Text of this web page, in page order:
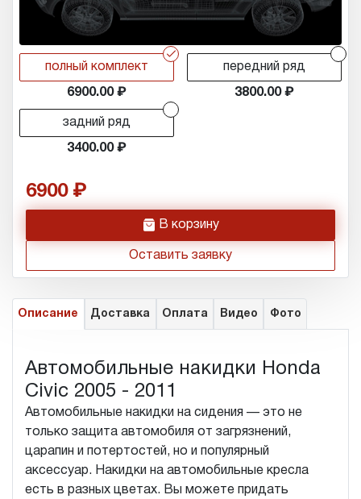
r
полный комплект
6900.00
передний ряд
3800.00
задний ряд
3400.00
6900
h В корзину
Оставить заявку
Описание Доставка Оплата Видео Фото
Автомобильные накидки Honda
Civic 2005 - 2011
Автомобильные накидки на сидения — это не
только защита автомобиля от загрязнений,
царапин и потертостей, но и популярный
аксессуар. Накидки на автомобильные кресла
есть в разных цветах. Вы можете придать